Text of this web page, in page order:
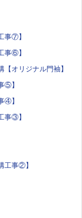
事⑦】
事⑥】
オリジナル門袖】
⑤】
④】
事③】
工事②】